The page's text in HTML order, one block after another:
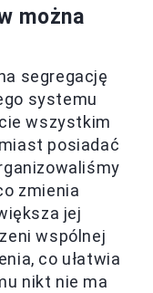
można
segregację
systemu
wszystkim
posiadać
zmienia
jej
wspólnej
co ułatwia
nikt nie ma